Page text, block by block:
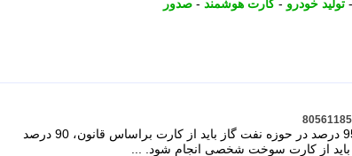
- تولید خودرو -کارت هوشمند - صدور
80561185
براساس قانون، 90 درصد سوختگیری در حوزه بنزین و 95 درصد در حوزه نفت گاز باید از کارت براساس قانون، 90 درصد